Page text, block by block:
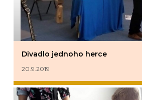
Divadlo jednoho herce
20.9.2019